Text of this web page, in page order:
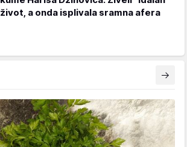
život, a onda isplivala sramna afera